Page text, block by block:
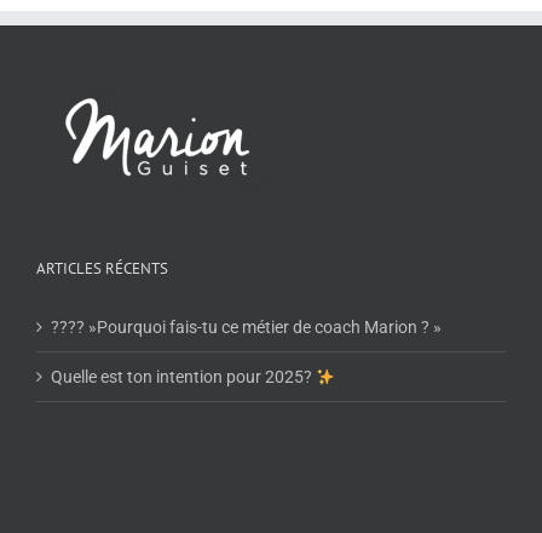
ARTICLES RÉCENTS
???? »Pourquoi fais-tu ce métier de coach Marion ? »
Quelle est ton intention pour 2025?